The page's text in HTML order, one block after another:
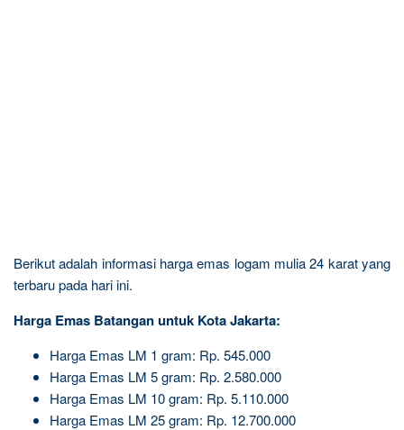
Berikut adalah informasi harga emas logam mulia 24 karat yang
terbaru pada hari ini.
Harga Emas Batangan untuk Kota Jakarta:
Harga Emas LM 1 gram: Rp. 545.000
Harga Emas LM 5 gram: Rp. 2.580.000
Harga Emas LM 10 gram: Rp. 5.110.000
Harga Emas LM 25 gram: Rp. 12.700.000